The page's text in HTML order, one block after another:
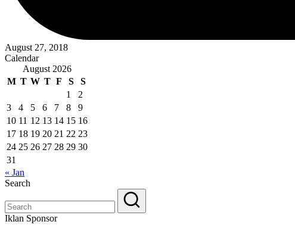
August 27, 2018
Calendar
August 2026
M T W T F S
S
1
2
3
4 5 6 7 8
9
10 11 12 13 14 15 16
17 18 19 20 21 22 23
24 25 26 27 28 29 30
31
« Jan
Search
Iklan Sponsor